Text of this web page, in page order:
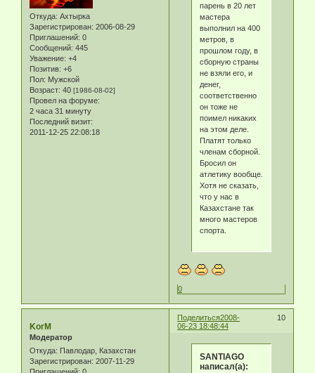
Откуда: Ахтырка
Зарегистрирован: 2006-08-29
Приглашений: 0
Сообщений: 445
Уважение: +4
Позитив: +6
Пол: Мужской
Возраст: 40 [1986-08-02]
Провел на форуме:
2 часа 31 минуту
Последний визит:
2011-12-25 22:08:18
парень в 20 лет
мастера
выполнил на 400
метров, в
прошлом году, в
сборную страны
не взяли его, и
денег,
соответственно
он тоже не
поимел никаких
на этом деле.
Платят только
членам сборной.
Бросил он
атлетику вообще.
Хотя не сказать,
что у нас в
Казахстане так
много мастеров
спорта.
0
Поделиться 10
2008-
06-23 18:48:44
KorM
Модератор
Откуда: Павлодар, Казахстан
Зарегистрирован: 2007-11-29
SANTIAGO
написал(а):